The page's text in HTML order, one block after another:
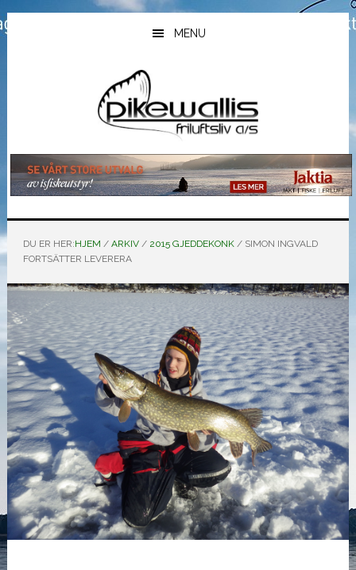
Hopp
til
Hopp
til
Hopp
til
MENU
DU ER HER:HJEM / ARKIV / 2015 GJEDDEKONK /SIMON INGVALD
FORTSÄTTER LEVERERA